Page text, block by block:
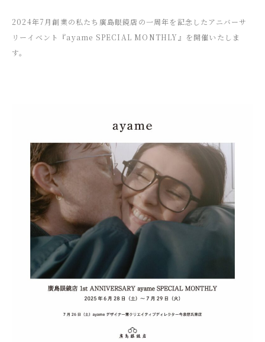
2024年7月創業の私たち廣島眼鏡店の一周年を記念したアニバーサ
リーイベント『ayame SPECIAL MONTHLY』を開催いたしま
す。